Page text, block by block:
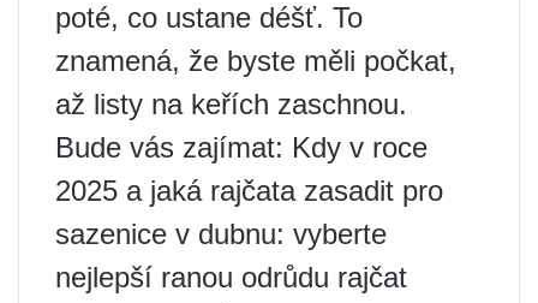
poté, co ustane déšť. To
znamená, že byste měli počkat,
až listy na keřích zaschnou.
Bude vás zajímat: Kdy v roce
2025 a jaká rajčata zasadit pro
sazenice v dubnu: vyberte
nejlepší ranou odrůdu rajčat